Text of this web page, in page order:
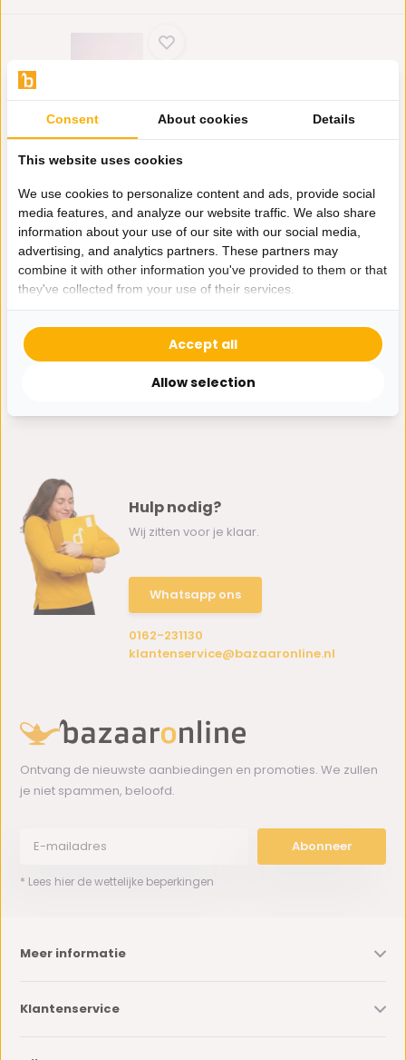
Serveerkom Woody | ⌀ 13,8
Elegante glazen kom met
stand – een stijlvolle...
Op voorraad
11,95
Hulp nodig?
Wij zitten voor je klaar.
Whatsapp ons
0162-231130
klantenservice@bazaaronline.nl
Ontvang de nieuwste aanbiedingen en promoties. We zullen
je niet spammen, beloofd.
Abonneer
* Lees hier de wettelijke beperkingen
Meer informatie
Klantenservice
Consent About cookies Details
This website uses cookies
We use cookies to personalize content and ads, provide social
media features, and analyze our website traffic. We also share
information about your use of our site with our social media,
advertising, and analytics partners. These partners may
combine it with other information you've provided to them or that
they've collected from your use of their services.
Allow selection
Accept all